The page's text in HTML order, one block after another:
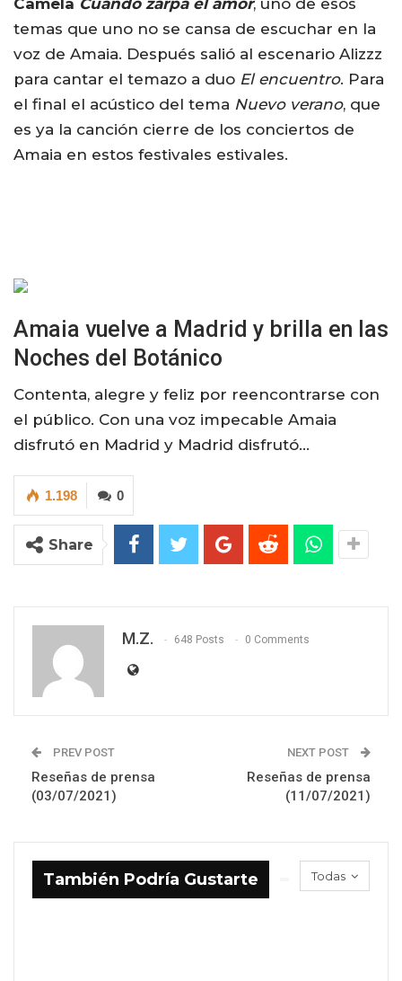
temas que uno no se cansa de escuchar en la
voz de Amaia. Después salió al escenario Alizzz
para cantar el temazo a duo El encuentro. Para
el final el acústico del tema Nuevo verano, que
es ya la canción cierre de los conciertos de
Amaia en estos festivales estivales.
Amaia vuelve a Madrid y brilla en las
Noches del Botánico
Contenta, alegre y feliz por reencontrarse con
el público. Con una voz impecable Amaia
disfrutó en Madrid y Madrid disfrutó…
0
1.198
Share
M.Z. 648 Posts 0 Comments
PREV POST
Reseñas de prensa
(03/07/2021)
NEXT POST
Reseñas de prensa
(11/07/2021)
Todas
También Podría Gustarte